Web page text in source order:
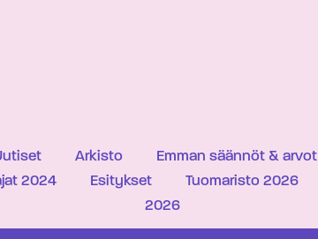
Arkisto Emman säännöt & arvot
2024 Esitykset Tuomaristo 2026
2026